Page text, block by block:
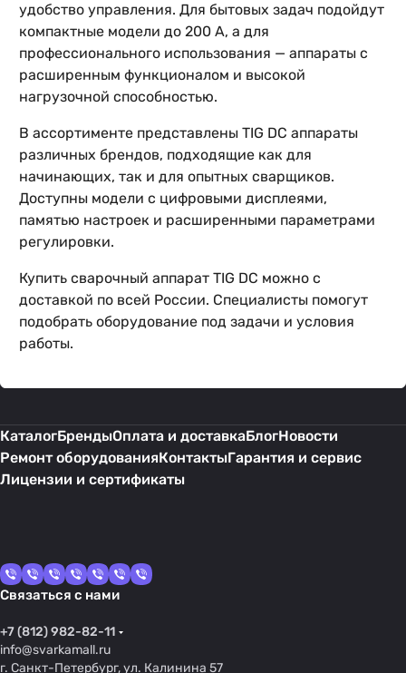
удобство управления. Для бытовых задач подойдут
компактные модели до 200 А, а для
профессионального использования — аппараты с
расширенным функционалом и высокой
нагрузочной способностью.
В ассортименте представлены TIG DC аппараты
различных брендов, подходящие как для
начинающих, так и для опытных сварщиков.
Доступны модели с цифровыми дисплеями,
памятью настроек и расширенными параметрами
регулировки.
Купить сварочный аппарат TIG DC можно с
доставкой по всей России. Специалисты помогут
подобрать оборудование под задачи и условия
работы.
КаталогБрендыОплата и доставкаБлогНовости
Ремонт оборудованияКонтактыГарантия и сервис
Лицензии и сертификаты
Связаться с нами
+7 (812) 982-82-11
info@svarkamall.ru
г. Санкт-Петербург, ул. Калинина 57